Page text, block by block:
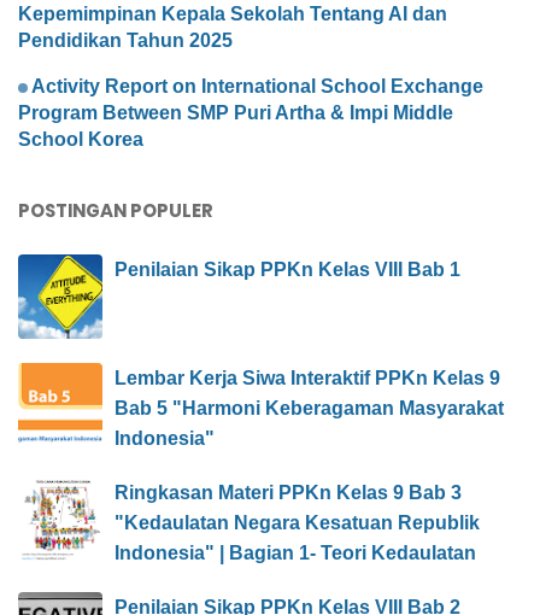
Kepemimpinan Kepala Sekolah Tentang AI dan
Pendidikan Tahun 2025
Activity Report on International School Exchange
Program Between SMP Puri Artha & Impi Middle
School Korea
POSTINGAN POPULER
Penilaian Sikap PPKn Kelas VIII Bab 1
Lembar Kerja Siwa Interaktif PPKn Kelas 9
Bab 5 "Harmoni Keberagaman Masyarakat
Indonesia"
Ringkasan Materi PPKn Kelas 9 Bab 3
"Kedaulatan Negara Kesatuan Republik
Indonesia" | Bagian 1- Teori Kedaulatan
Penilaian Sikap PPKn Kelas VIII Bab 2